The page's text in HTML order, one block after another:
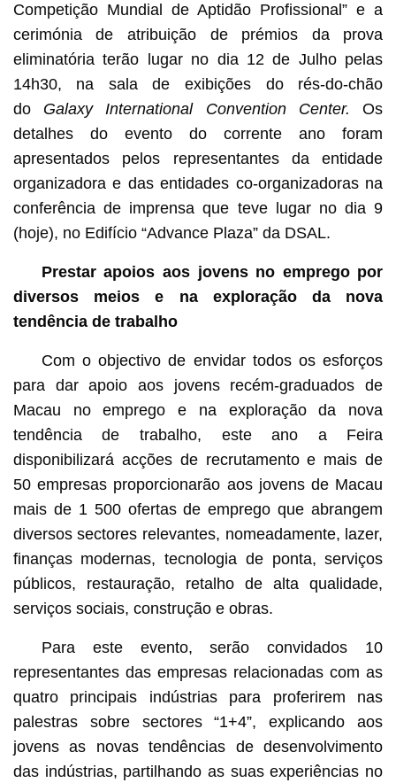
Competição Mundial de Aptidão Profissional” e a
cerimónia de atribuição de prémios da prova
eliminatória terão lugar no dia 12 de Julho pelas
14h30, na sala de exibições do rés-do-chão
do Galaxy International Convention Center.Os
detalhes do evento do corrente ano foram
apresentados pelos representantes da entidade
organizadora e das entidades co-organizadoras na
conferência de imprensa que teve lugar no dia 9
(hoje), no Edifício “Advance Plaza” da DSAL.
Prestar apoios aos jovens no emprego por
diversos meios e na exploração da nova
tendência de trabalho
Com o objectivo de envidar todos os esforços
para dar apoio aos jovens recém-graduados de
Macau no emprego e na exploração da nova
tendência de trabalho, este ano a Feira
disponibilizará acções de recrutamento e mais de
50 empresas proporcionarão aos jovens de Macau
mais de 1 500 ofertas de emprego que abrangem
diversos sectores relevantes, nomeadamente, lazer,
finanças modernas, tecnologia de ponta, serviços
públicos, restauração, retalho de alta qualidade,
serviços sociais, construção e obras.
Para este evento, serão convidados 10
representantes das empresas relacionadas com as
quatro principais indústrias para proferirem nas
palestras sobre sectores “1+4”, explicando aos
jovens as novas tendências de desenvolvimento
das indústrias, partilhando as suas experiências no